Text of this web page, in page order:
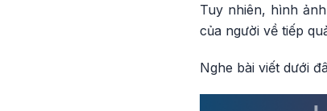
Tuy nhiên, hình
của người về tiếp
Nghe bài viết dưới